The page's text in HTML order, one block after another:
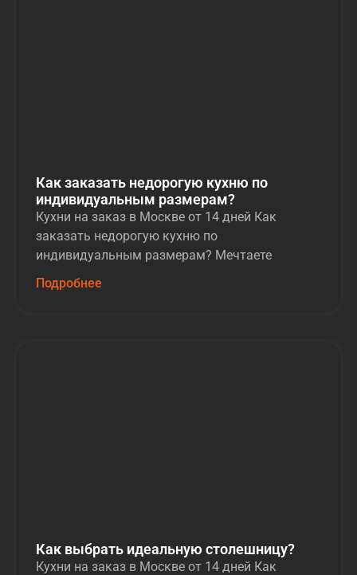
Как заказать недорогую кухню по
индивидуальным размерам?
Кухни на заказ в Москве от 14 дней Как
заказать недорогую кухню по
индивидуальным размерам? Мечтаете
Подробнее
Как выбрать идеальную столешницу?
Кухни на заказ в Москве от 14 дней Как